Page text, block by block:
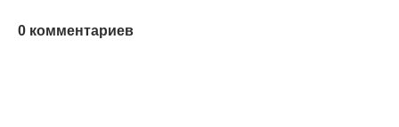
0 комментариев